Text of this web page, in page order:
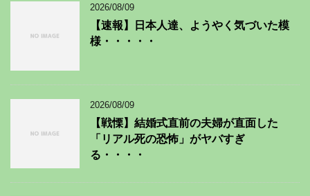
2026/08/09
【速報】日本人達、ようやく気づいた模
様・・・・・
2026/08/09
【戦慄】結婚式直前の夫婦が直面した
「リアル死の恐怖」がヤバすぎ
る・・・・